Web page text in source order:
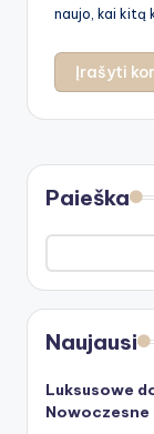
naujo, kai kitą
Paieška
Naujausi
Luksusowe
Nowoczesne